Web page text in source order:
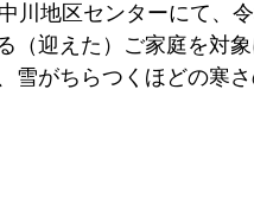
研修会
川地区センターにて、
（迎えた）ご家庭を対
雪がちらつくほどの寒